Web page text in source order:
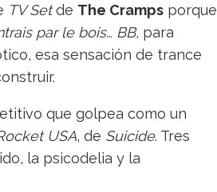
TV Setde The Cramps porque
par le bois… BB, para
esa sensación de trance
que golpea como un
USA, de Suicide. Tres
la psicodelia y la